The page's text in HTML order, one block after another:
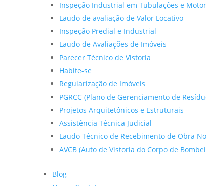
Inspeção Industrial em Tubulações e
Laudo de avaliação de Valor Locativo
Inspeção Predial e Industrial
Laudo de Avaliações de Imóveis
Parecer Técnico de Vistoria
Habite-se
Regularização de Imóveis
PGRCC (Plano de Gerenciamento de
Projetos Arquitetônicos e Estruturais
Assistência Técnica Judicial
Laudo Técnico de Recebimento de Obra
AVCB (Auto de Vistoria do Corpo de
Blog